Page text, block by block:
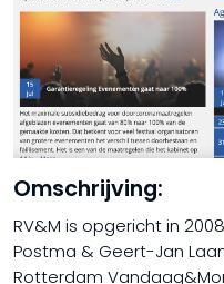
Omschrijving:
​RV&M is opgericht in
Postma & Geert-Jan
Rotterdam